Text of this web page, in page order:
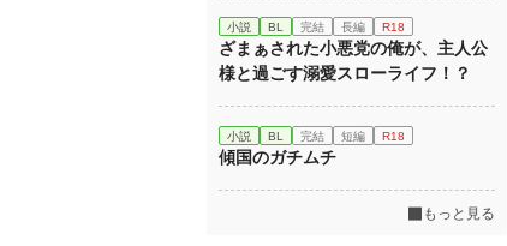
小説 BL 完結 長編 R18
ざまぁされた小悪党の俺が、主人公
様と過ごす溺愛スローライフ！？
小説 BL 完結 短編 R18
傾国のガチムチ
もっと見る